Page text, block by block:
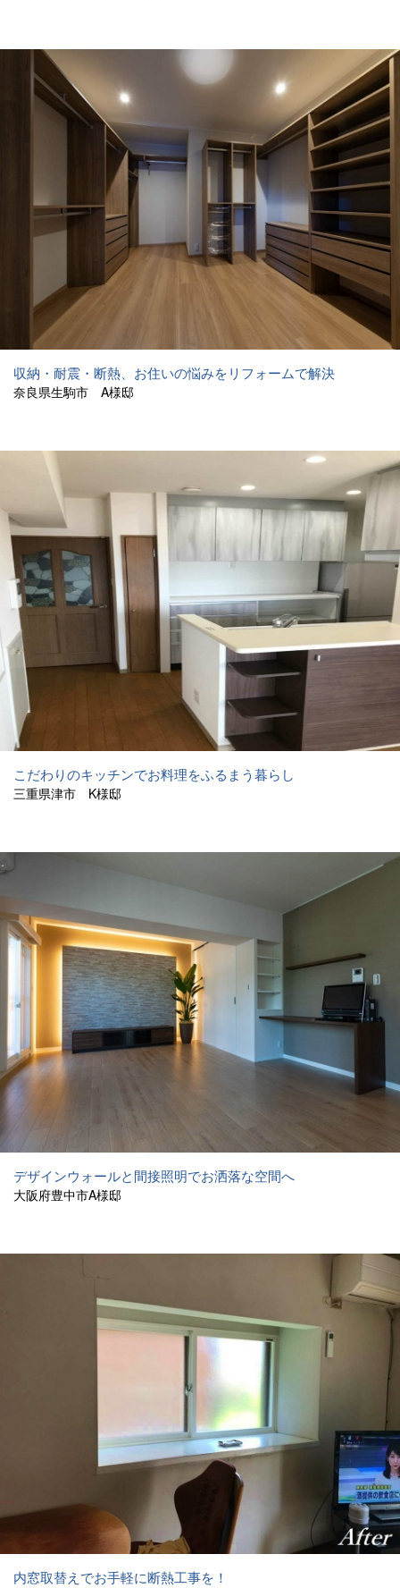
収納・耐震・断熱、お住いの悩みをリフォームで解決
奈良県生駒市 A様邸
こだわりのキッチンでお料理をふるまう暮らし
三重県津市 K様邸
デザインウォールと間接照明でお洒落な空間へ
大阪府豊中市A様邸
内窓取替えでお手軽に断熱工事を！